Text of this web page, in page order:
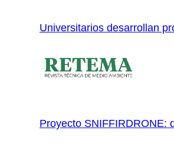
Universitarios desarrollan
Proyecto SNIFFIRDRONE: